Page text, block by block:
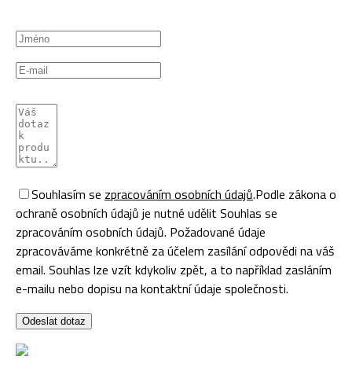
Souhlasím se zpracováním osobních údajů.Podle zákona o
ochraně osobních údajů je nutné udělit Souhlas se
zpracováním osobních údajů. Požadované údaje
zpracováváme konkrétně za účelem zasílání odpovědi na váš
email. Souhlas lze vzít kdykoliv zpět, a to například zasláním
e-mailu nebo dopisu na kontaktní údaje společnosti.
Odeslat dotaz